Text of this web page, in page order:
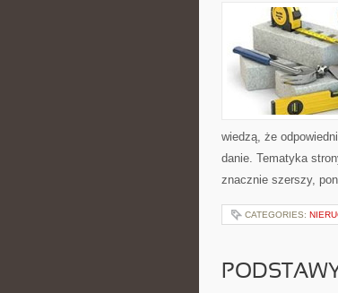
wiedzą, że
danie. Tematyka
znacznie szerszy,
CATEGORIES: